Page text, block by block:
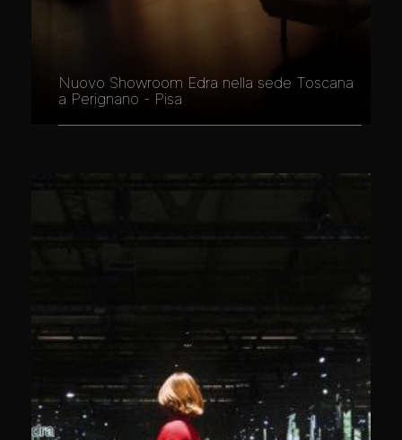
Nuovo Showroom Edra nella sede Toscana
a Perignano - Pisa